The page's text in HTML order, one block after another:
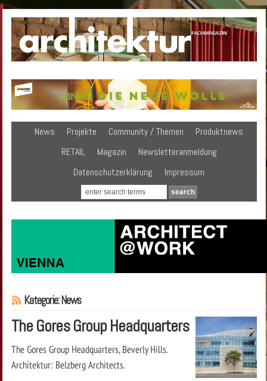
News Projekte Community / Themen
Produktnews
RETAIL
Magazin
Newsletteranmeldung
Datenschutzerklärung
Impressum
Kategorie: News
The Gores Group Headquarters
The Gores Group Headquarters, Beverly Hills.
Architektur: Belzberg Architects.